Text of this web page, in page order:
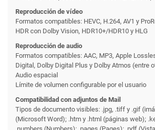
Reproducción de vídeo
Formatos compatibles: HEVC, H.264, AV1 y
HDR con Dolby Vision, HDR10+/HDR10 y HLG
Reproducción de audio
Formatos compatibles: AAC, MP3, Apple
Digital, Dolby Digital Plus y Dolby Atmos (entre
Audio espacial
Límite de volumen configurable por el usuario
Compatibilidad con adjuntos de Mail
Tipos de documento visibles: .jpg, .tiff y .gif
(Microsoft Word); .htm y .html (páginas web);